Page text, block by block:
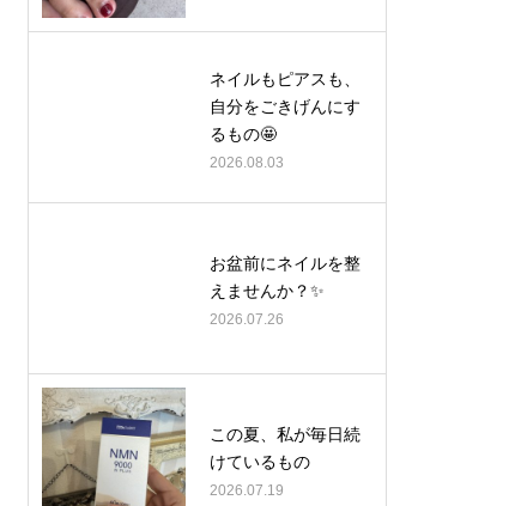
ネイルもピアスも、
自分をごきげんにす
るもの🤩
2026.08.03
お盆前にネイルを整
えませんか？✨
2026.07.26
この夏、私が毎日続
けているもの
2026.07.19